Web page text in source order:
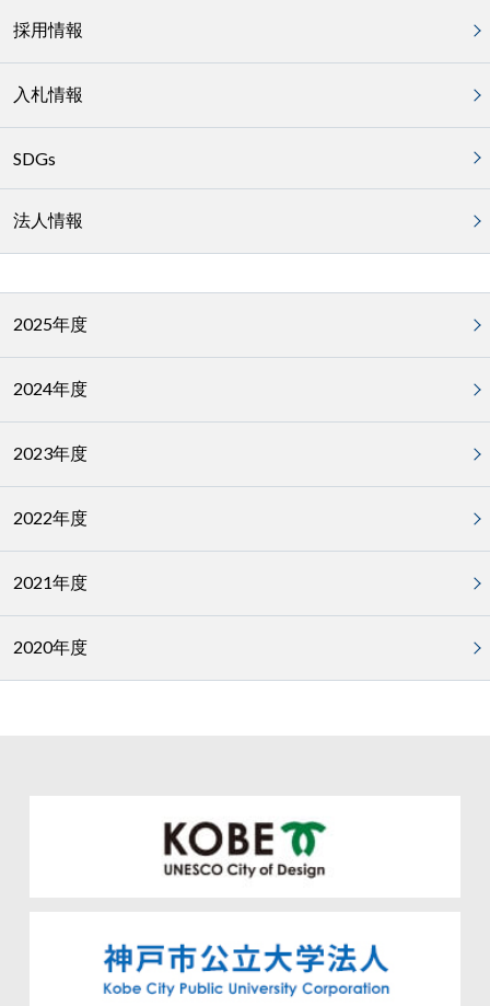
採用情報
入札情報
SDGs
法人情報
2025年度
2024年度
2023年度
2022年度
2021年度
2020年度